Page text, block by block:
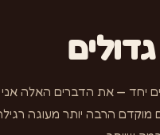
יחד — את הדברים האלה אני
מוקדם הרבה יותר מעוגה